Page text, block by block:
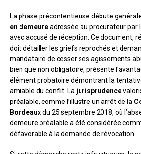
La phase précontentieuse débute
en demeureadressée au procurateur par
avec accusé de réception. Ce document,
doit détailler les griefs reprochés et
mandataire de cesser ses agissements
bien que non obligatoire, présente
élément probatoire démontrant la
amiable du conflit. La jurisprudence
préalable, comme l’illustre un arrêt de la
Bordeauxdu 25 septembre 2018, où
demeure préalable a été considérée
défavorable à la demande de révocation.